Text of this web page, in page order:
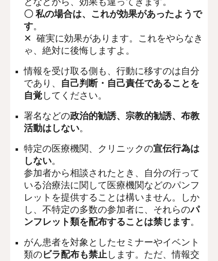
〇 私の場合は、これが効果があったようで
す。
✕ 確実に効果があります。これをやらなき
ゃ、絶対に後悔しますよ。
情報を受け取る側も、行動に移すのは自分
であり、 自己判断・自己責任であることを
自覚してください。
署名などの政治的勧誘、宗教的勧誘、布教
活動はしない。
特定の医療機関、クリニックの宣伝行為は
しない。
参加者から相談されたとき、自分の行って
いる治療法に関して医療機関などのパンフ
レットを提供することは構いません。しか
し、不特定の多数の参加者に、それらのパ
ンフレット類を配布することは禁じます。
がん患者を対象としたセミナーやイベント
類のビラ配布も禁止します。ただ、情報交